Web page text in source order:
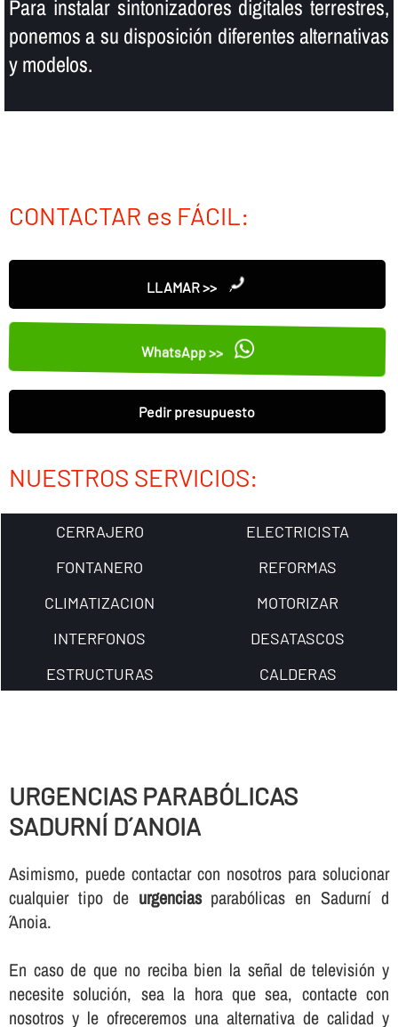
Para instalar sintonizadores digitales terrestres,
ponemos a su disposición diferentes alternativas
y modelos.
CONTACTAR es FÁCIL:
LLAMAR >>
WhatsApp >>
Pedir presupuesto
NUESTROS SERVICIOS:
CERRAJERO
ELECTRICISTA
FONTANERO
REFORMAS
CLIMATIZACION
MOTORIZAR
INTERFONOS
DESATASCOS
ESTRUCTURAS
CALDERAS
URGENCIAS PARABÓLICAS
SADURNÍ D´ANOIA
Asimismo, puede contactar con nosotros para solucionar
cualquier tipo de urgenciasparabólicas en Sadurní d
´Anoia.
En caso de que no reciba bien la señal de televisión y
necesite solución, sea la hora que sea, contacte con
nosotros y le ofreceremos una alternativa de calidad y